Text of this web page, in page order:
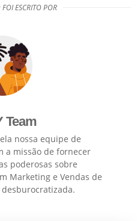
ESCRITO POR
Team
nossa equipe de
a missão de fornecer
poderosas sobre
Marketing e Vendas de